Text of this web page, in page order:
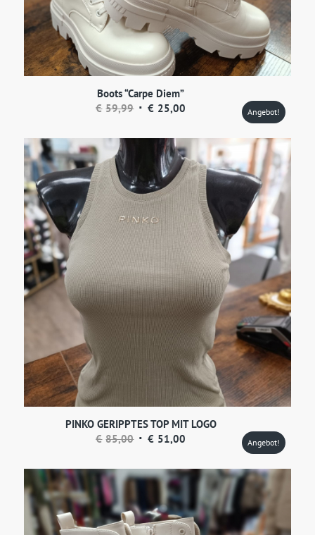
Boots “Carpe Diem”
€ 59,99 Ursprünglicher
war:
€59,99
€ 25,00
ist:
€25,00.
Angebot!
PINKO GERIPPTES TOP MIT LOGO
€ 85,00 Ursprünglicher
war:
€85,00
€ 51,00
ist:
€51,00.
Angebot!